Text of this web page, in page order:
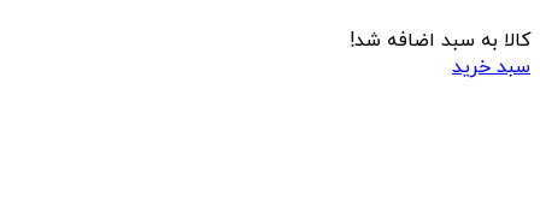
کالا به سبد اضافه شد!
سبد خرید